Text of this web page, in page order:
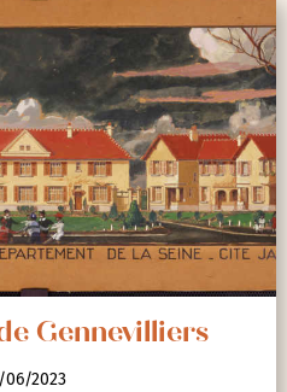
Gennevilliers
06/2023